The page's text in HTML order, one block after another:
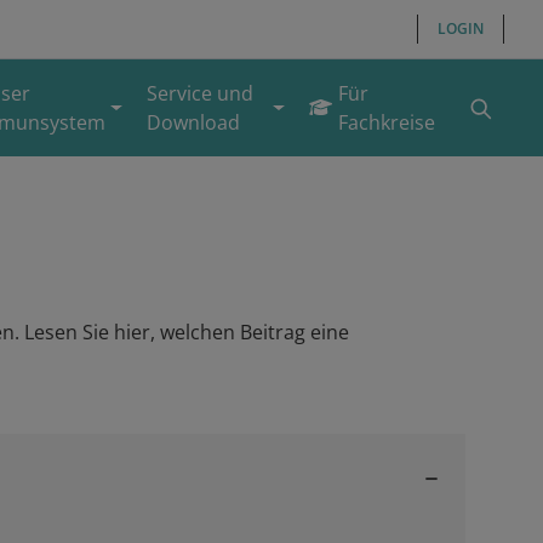
LOGIN
Service und
Download
Für
Fachkreise
Lesen Sie hier, welchen Beitrag eine